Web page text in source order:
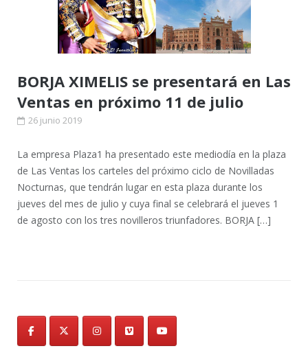
BORJA XIMELIS se presentará en Las
Ventas en próximo 11 de julio
26 junio 2019
La empresa Plaza1 ha presentado este mediodía en la plaza
de Las Ventas los carteles del próximo ciclo de Novilladas
Nocturnas, que tendrán lugar en esta plaza durante los
jueves del mes de julio y cuya final se celebrará el jueves 1
de agosto con los tres novilleros triunfadores. BORJA […]